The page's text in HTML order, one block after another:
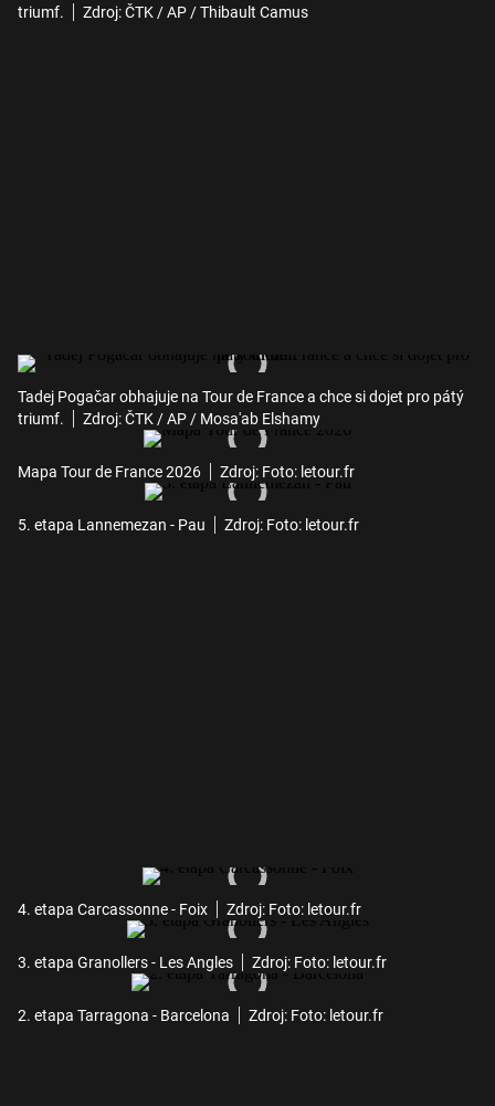
triumf.
Zdroj: ČTK / AP / Thibault Camus
Tadej Pogačar obhajuje na Tour de France a chce si dojet pro pátý
triumf.
Zdroj: ČTK / AP / Mosa'ab Elshamy
Mapa Tour de France 2026 Zdroj: Foto: letour.fr
5. etapa Lannemezan - Pau Zdroj: Foto: letour.fr
4. etapa Carcassonne - Foix Zdroj: Foto: letour.fr
3. etapa Granollers - Les Angles Zdroj: Foto: letour.fr
2. etapa Tarragona - Barcelona Zdroj: Foto: letour.fr